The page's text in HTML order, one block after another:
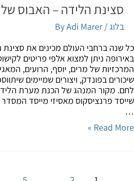
סצינת הלידה – האבוס של
בלוג/ By
Adi Marer
ברחבי העולם מכינים את סצינת
ניתן למצוא אלפי פריטים
של מרים, יוסף, הרועים, המאגים,
בפונדק, ויצורים שמיימים
Read